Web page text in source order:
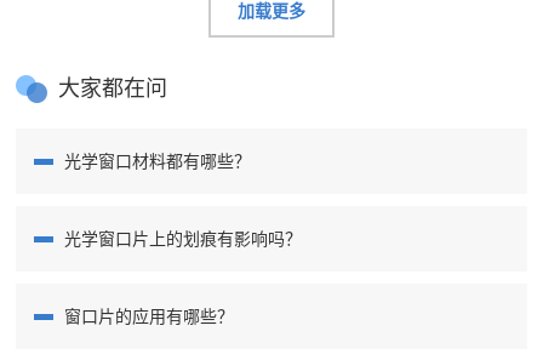
加载更多
大家都在问
光学窗口材料都有哪些？
光学窗口片上的划痕有影响吗？
窗口片的应用有哪些？